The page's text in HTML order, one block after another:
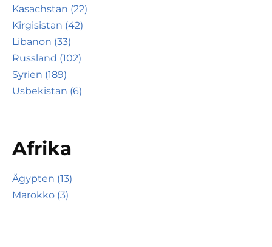
Kasachstan (22)
Kirgisistan (42)
Libanon (33)
Russland (102)
Syrien (189)
Usbekistan (6)
Afrika
Ägypten (13)
Marokko (3)